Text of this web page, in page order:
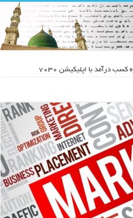
کسب درآمد با اپلیکیشن ۷۰۳۰